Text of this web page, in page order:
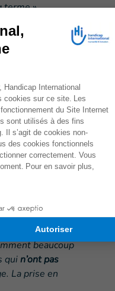
terme».
IFI, à
dix kinés de cette
un moignon,
de
aux
services
besoins sont
beaucoup
qui n’ont pas
La prise en